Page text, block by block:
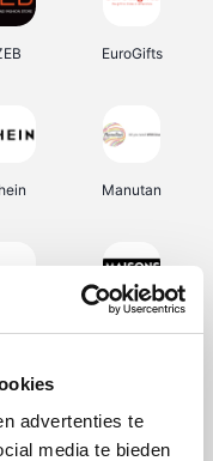
advertenties te
media te bieden
EuroGifts
Manutan